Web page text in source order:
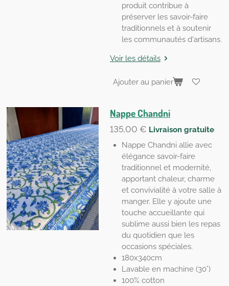
produit contribue à
préserver les savoir-faire
traditionnels et à soutenir
les communautés d'artisans.
Voir les détails
Ajouter au panier
Nappe Chandni
135,00 € Livraison gratuite
Nappe Chandni allie avec
élégance savoir-faire
traditionnel et modernité,
apportant chaleur, charme
et convivialité à votre salle à
manger. Elle y ajoute une
touche accueillante qui
sublime aussi bien les repas
du quotidien que les
occasions spéciales.
180x340cm
Lavable en machine (30°)
100% cotton